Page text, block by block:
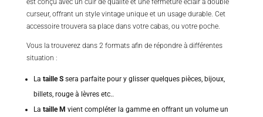
est conçu avec un cuir de qualité et une fermeture éclair à double
curseur, offrant un style vintage unique et un usage durable. Cet
accessoire trouvera sa place dans votre cabas, ou votre poche.
Vous la trouverez dans 2 formats afin de répondre à différentes
situation :
La taille Ssera parfaite pour y glisser quelques pièces, bijoux,
billets, rouge à lèvres etc..
La taille M vient compléter la gamme en offrant un volume un